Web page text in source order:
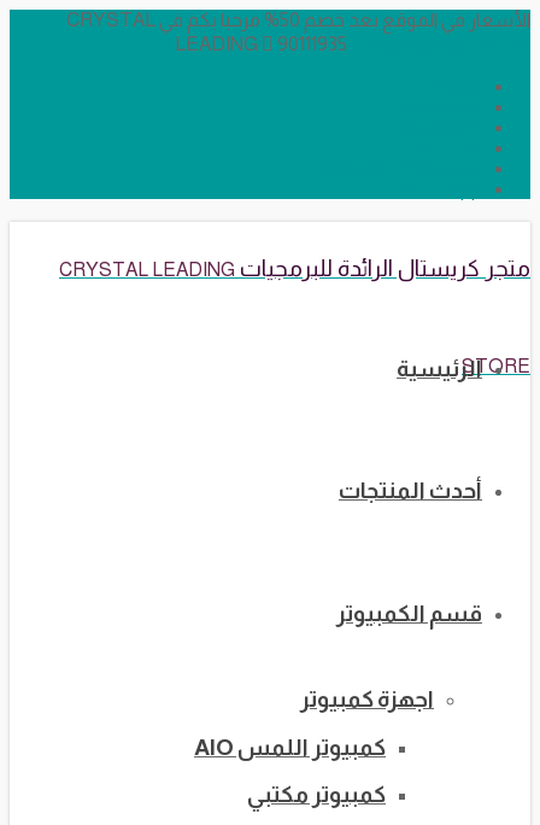
الأسعار في الموقع بعد خصم 50% مرحبا بكم في CRYSTAL
LEADING
90111935
متجر كريستال الرائدة للبرمجيات CRYSTAL LEADING
STOREالرئيسية
أحدث المنتجات
قسم الكمبيوتر
اجهزة كمبيوتر
كمبيوتر اللمس AIO
كمبيوتر مكتبي